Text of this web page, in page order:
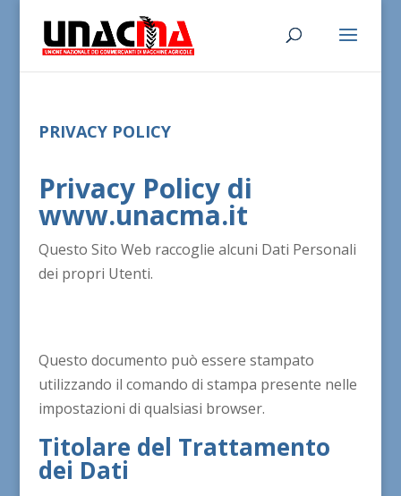
PRIVACY POLICY
Privacy Policy di
www.unacma.it
Questo Sito Web raccoglie alcuni Dati Personali
dei propri Utenti.
Questo documento può essere stampato
utilizzando il comando di stampa presente nelle
impostazioni di qualsiasi browser.
Titolare del Trattamento
dei Dati